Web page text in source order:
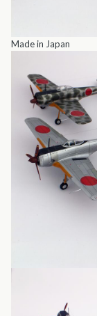
Made in Japan